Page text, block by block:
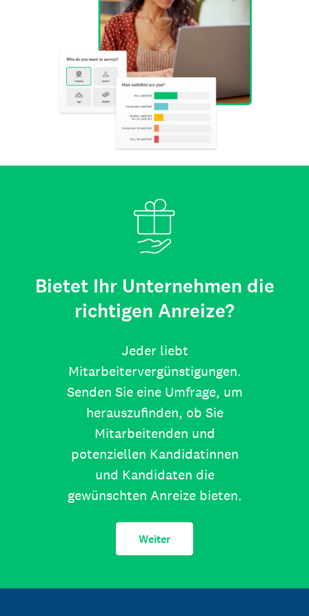
Bietet Ihr Unternehmen die
richtigen Anreize?
Jeder liebt
Mitarbeitervergünstigungen.
Senden Sie eine Umfrage, um
herauszufinden, ob Sie
Mitarbeitenden und
potenziellen Kandidatinnen
und Kandidaten die
gewünschten Anreize bieten.
Weiter